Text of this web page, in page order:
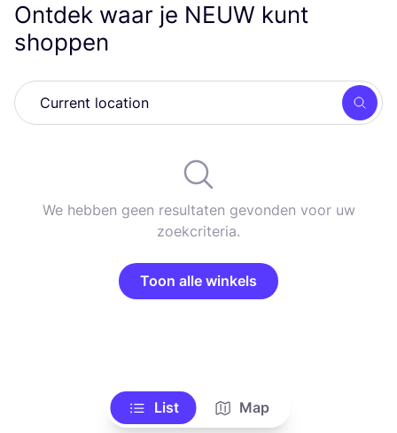
Ontdek waar je NEUW kunt
shoppen
Zoek
We hebben geen resultaten gevonden voor uw
zoekcriteria.
Toon alle winkels
List Map